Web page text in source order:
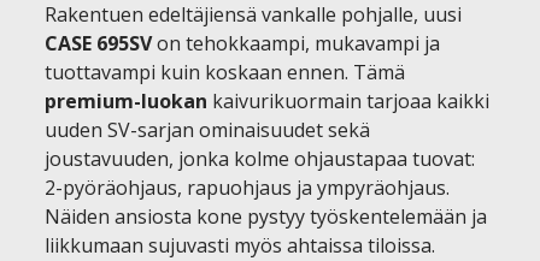
Rakentuen edeltäjiensä vankalle pohjalle, uusi
CASE 695SVon tehokkaampi, mukavampi ja
tuottavampi kuin koskaan ennen. Tämä
premium-luokan kaivurikuormain tarjoaa kaikki
uuden SV-sarjan ominaisuudet sekä
joustavuuden, jonka kolme ohjaustapaa tuovat:
2-pyöräohjaus, rapuohjaus ja ympyräohjaus.
Näiden ansiosta kone pystyy työskentelemään ja
liikkumaan sujuvasti myös ahtaissa tiloissa.